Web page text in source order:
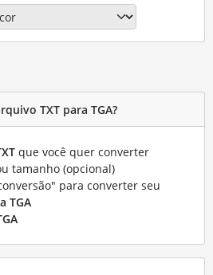
TXT para TGA?
que você quer converter
tamanho (opcional)
para converter seu
TGA